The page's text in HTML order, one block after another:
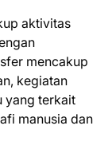
aktivitas
mencakup
kegiatan
yang terkait
manusia dan